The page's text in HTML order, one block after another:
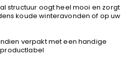
structuur oogt heel mooi en zorgt
koude winteravonden of op uw
verpakt met een handige